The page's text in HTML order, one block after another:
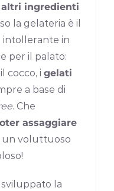
ingredienti
la gelateria è il
intollerante in
per il palato:
cocco, igelati
a base di
. Che
assaggiare
un voluttuoso
la